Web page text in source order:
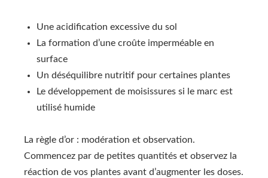
Une acidification excessive du sol
La formation d’une croûte imperméable en
surface
Un déséquilibre nutritif pour certaines plantes
Le développement de moisissures si le marc est
utilisé humide
La règle d’or : modération et observation.
Commencez par de petites quantités et observez la
réaction de vos plantes avant d’augmenter les doses.